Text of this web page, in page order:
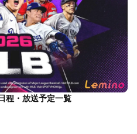
程・放送予定一覧